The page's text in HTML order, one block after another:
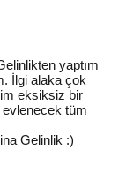
yaptım
İlgi alaka çok
eksiksiz bir
tüm
Gelinlik :)